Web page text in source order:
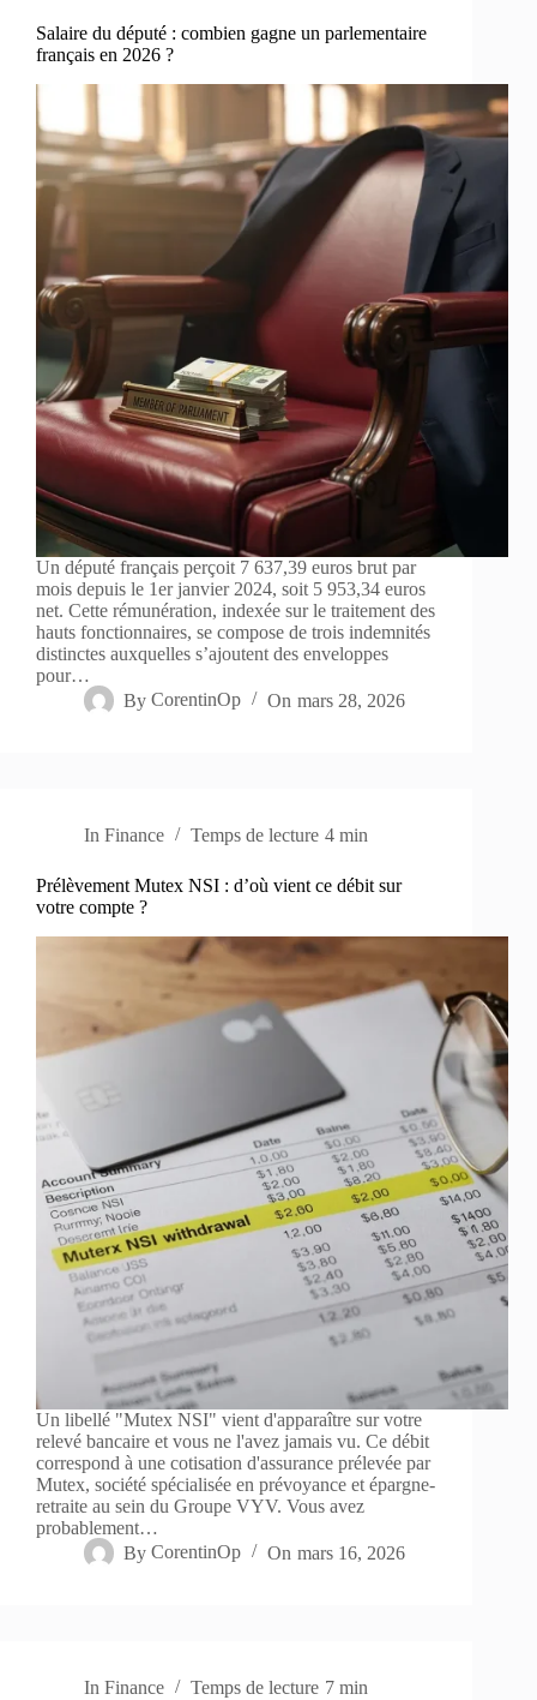
Salaire du député : combien gagne un parlementaire
français en 2026 ?
Un député français perçoit 7 637,39 euros brut par
mois depuis le 1er janvier 2024, soit 5 953,34 euros
net. Cette rémunération, indexée sur le traitement des
hauts fonctionnaires, se compose de trois indemnités
distinctes auxquelles s’ajoutent des enveloppes
pour…
By CorentinOp On mars 28, 2026
In Finance Temps de lecture 4 min
Prélèvement Mutex NSI : d’où vient ce débit sur
votre compte ?
Un libellé "Mutex NSI" vient d'apparaître sur votre
relevé bancaire et vous ne l'avez jamais vu. Ce débit
correspond à une cotisation d'assurance prélevée par
Mutex, société spécialisée en prévoyance et épargne-
retraite au sein du Groupe VYV. Vous avez
probablement…
By CorentinOp On mars 16, 2026
In Finance Temps de lecture 7 min